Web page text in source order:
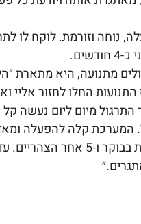
מתנועה, היא מתארת
החלו לחזור אליי
מיום ליום נעשה
המערכת קלה להפעלה